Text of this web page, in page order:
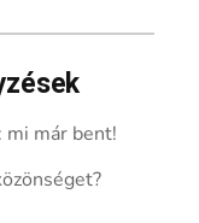
mi már bent!